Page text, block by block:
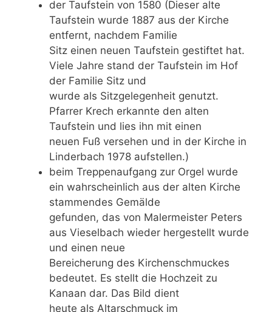
der Taufstein von 1580 (Dieser alte
Taufstein wurde 1887 aus der Kirche
entfernt, nachdem Familie
Sitz einen neuen Taufstein gestiftet hat.
Viele Jahre stand der Taufstein im Hof
der Familie Sitz und
wurde als Sitzgelegenheit genutzt.
Pfarrer Krech erkannte den alten
Taufstein und lies ihn mit einen
neuen Fuß versehen und in der Kirche in
Linderbach 1978 aufstellen.)
beim Treppenaufgang zur Orgel wurde
ein wahrscheinlich aus der alten Kirche
stammendes Gemälde
gefunden, das von Malermeister Peters
aus Vieselbach wieder hergestellt wurde
und einen neue
Bereicherung des Kirchenschmuckes
bedeutet. Es stellt die Hochzeit zu
Kanaan dar. Das Bild dient
heute als Altarschmuck im